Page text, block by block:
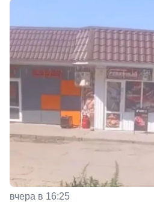
вчера в 16:25